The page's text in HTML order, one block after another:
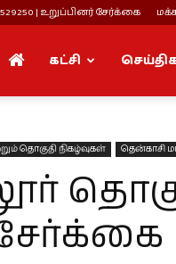
| உறுப்பினர் சேர்க்கை
கட்சி
தொகுதி நிகழ்வுகள் தென்காசி